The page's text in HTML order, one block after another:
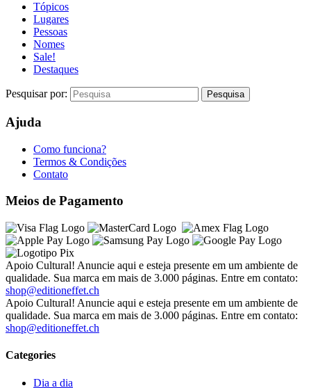
Tópicos
Lugares
Pessoas
Nomes
Sale!
Destaques
Pesquisar por:
Ajuda
Como funciona?
Termos & Condições
Contato
Meios de Pagamento
Apoio Cultural! Anuncie aqui e esteja presente em um ambiente de
qualidade. Sua marca em mais de 3.000 páginas. Entre em contato:
shop@editioneffet.ch
Apoio Cultural! Anuncie aqui e esteja presente em um ambiente de
qualidade. Sua marca em mais de 3.000 páginas. Entre em contato:
shop@editioneffet.ch
Categories
Dia a dia